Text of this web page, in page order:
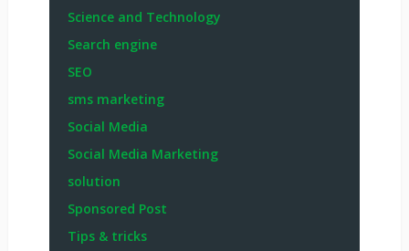
Science and Technology
Search engine
SEO
sms marketing
Social Media
Social Media Marketing
solution
Sponsored Post
Tips & tricks